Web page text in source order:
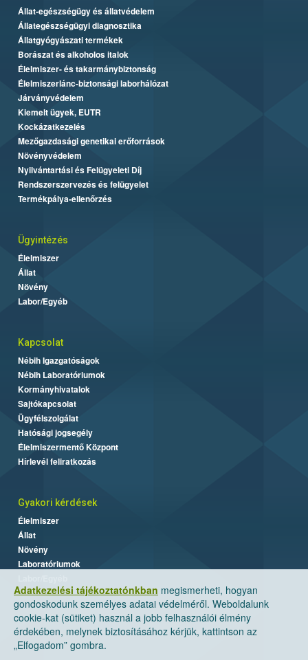
Adatkezelési tájékoztatónkban megismerheti, hogyan
gondoskodunk személyes adatai védelméről. Weboldalunk
cookie-kat (sütiket) használ a jobb felhasználói élmény
érdekében, melynek biztosításához kérjük, kattintson az
„Elfogadom” gombra.
Állat-egészségügy és állatvédelem
Állategészségügyi diagnosztika
Állatgyógyászati termékek
Borászat és alkoholos italok
Élelmiszer- és takarmánybiztonság
Élelmiszerlánc-biztonsági laborhálózat
Járványvédelem
Kiemelt ügyek, EUTR
Kockázatkezelés
Mezőgazdasági genetikai erőforrások
Növényvédelem
Nyilvántartási és Felügyeleti Díj
Rendszerszervezés és felügyelet
Termékpálya-ellenőrzés
Ügyintézés
Élelmiszer
Állat
Növény
Labor/Egyéb
Kapcsolat
Nébih Igazgatóságok
Nébih Laboratóriumok
Kormányhivatalok
Sajtókapcsolat
Ügyfélszolgálat
Hatósági jogsegély
Élelmiszermentő Központ
Hírlevél feliratkozás
Gyakori kérdések
Élelmiszer
Állat
Növény
Laboratóriumok